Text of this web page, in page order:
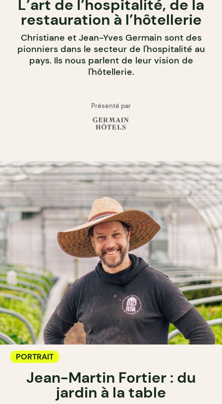
L’art de l’hospitalité, de la
restauration à l’hôtellerie
Christiane et Jean-Yves Germain sont des
pionniers dans le secteur de l'hospitalité au
pays. Ils nous parlent de leur vision de
l'hôtellerie.
Présenté par
PORTRAIT
Jean-Martin Fortier : du
jardin à la table